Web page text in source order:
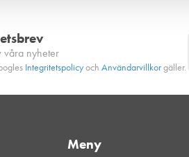
våra nyheter
IntegritetspolicyochAnvändarvillkorgäller.
Meny